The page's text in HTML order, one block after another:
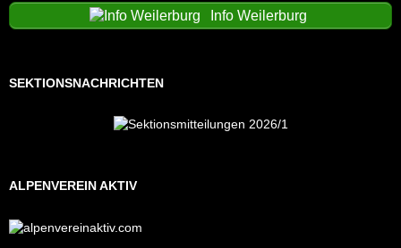
Info Weilerburg
SEKTIONSNACHRICHTEN
ALPENVEREIN AKTIV